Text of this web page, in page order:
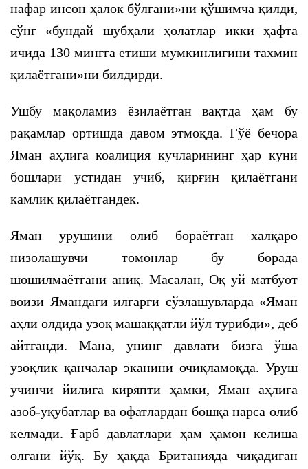
нафар инсон ҳалок бўлгани»ни қўшимча қилди,
сўнг «бундай шубҳали ҳолатлар икки ҳафта
ичида 130 мингга етиши мумкинлигини тахмин
қилаётгани»ни билдирди.
Ушбу мақоламиз ёзилаётган вақтда ҳам бу
рақамлар ортишда давом этмоқда. Гўё бечора
Яман аҳлига коалиция кучларининг ҳар куни
бошлари устидан учиб, қирғин қилаётгани
камлик қилаётгандек.
Яман урушини олиб бораётган халқаро
низолашувчи томонлар бу борада
шошилмаётгани аниқ. Масалан, Оқ уй матбуот
воизи Ямандаги илгарги сўзлашувларда «Яман
аҳли олдида узоқ машаққатли йўл турибди», деб
айтганди. Мана, унинг давлати бизга ўша
узоқлик қанчалар эканини очиқламоқда. Уруш
учинчи йилига киряпти ҳамки, Яман аҳлига
азоб-уқубатлар ва офатлардан бошқа нарса олиб
келмади. Ғарб давлатлари ҳам ҳамон келиша
олгани йўқ. Бу ҳақда Британияда чиқадиган